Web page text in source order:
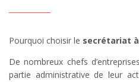
Pourquoi choisir le secrétariat
De nombreux chefs
partie administrative de leur